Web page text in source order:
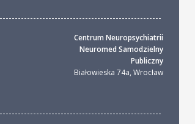
Centrum Neuropsychiatrii
Neuromed Samodzielny
Publiczny
Białowieska 74a,Wrocław